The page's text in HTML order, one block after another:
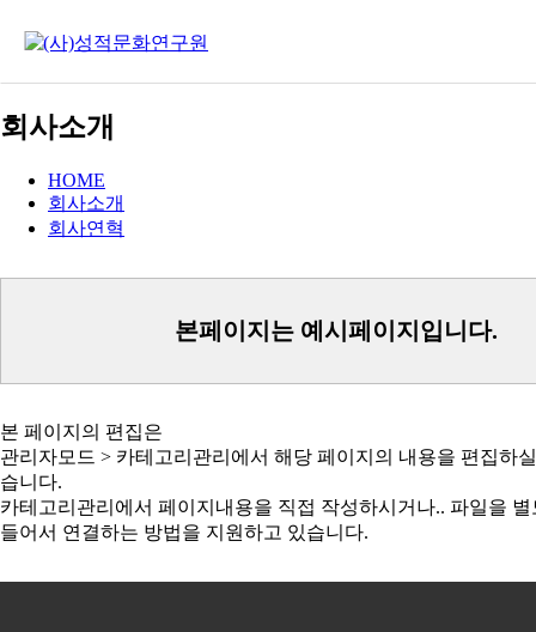
회사소개
HOME
회사소개
회사연혁
본페이지는 예시페이지입니다.
본 페이지의 편집은
습니다.
들어서 연결하는 방법을 지원하고 있습니다.